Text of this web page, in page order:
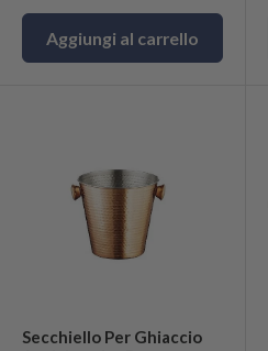
Aggiungi al carrello
Secchiello Per Ghiaccio